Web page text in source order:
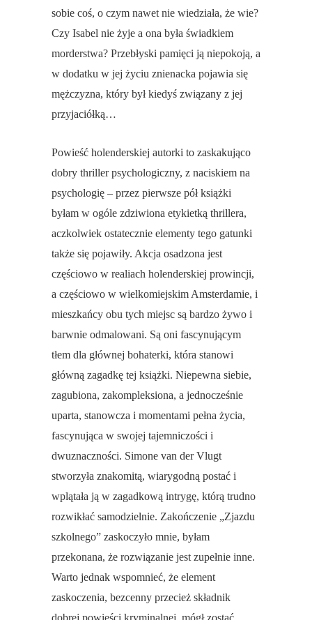
sobie coś, o czym nawet nie wiedziała, że wie?
Czy Isabel nie żyje a ona była świadkiem
morderstwa? Przebłyski pamięci ją niepokoją, a
w dodatku w jej życiu znienacka pojawia się
mężczyzna, który był kiedyś związany z jej
przyjaciółką…
Powieść holenderskiej autorki to zaskakująco
dobry thriller psychologiczny, z naciskiem na
psychologię – przez pierwsze pół książki
byłam w ogóle zdziwiona etykietką thrillera,
aczkolwiek ostatecznie elementy tego gatunki
także się pojawiły. Akcja osadzona jest
częściowo w realiach holenderskiej prowincji,
a częściowo w wielkomiejskim Amsterdamie, i
mieszkańcy obu tych miejsc są bardzo żywo i
barwnie odmalowani. Są oni fascynującym
tłem dla głównej bohaterki, która stanowi
główną zagadkę tej książki. Niepewna siebie,
zagubiona, zakompleksiona, a jednocześnie
uparta, stanowcza i momentami pełna życia,
fascynująca w swojej tajemniczości i
dwuznaczności. Simone van der Vlugt
stworzyła znakomitą, wiarygodną postać i
wplątała ją w zagadkową intrygę, którą trudno
rozwikłać samodzielnie. Zakończenie „Zjazdu
szkolnego” zaskoczyło mnie, byłam
przekonana, że rozwiązanie jest zupełnie inne.
Warto jednak wspomnieć, że element
zaskoczenia, bezcenny przecież składnik
dobrej powieści kryminalnej, mógł zostać